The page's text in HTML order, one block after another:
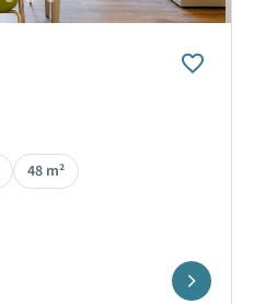
48 m²